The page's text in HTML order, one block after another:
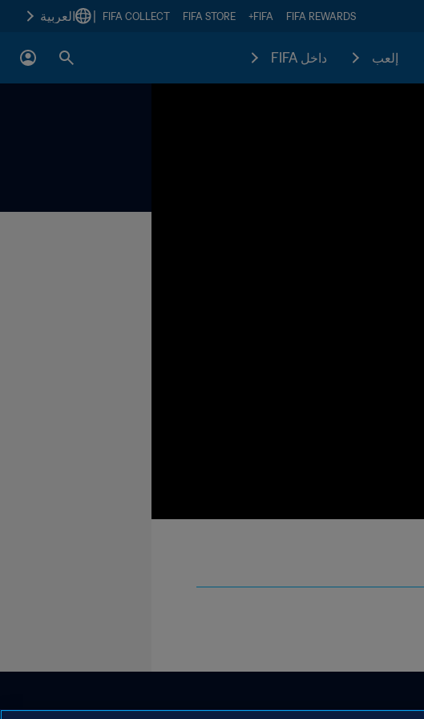
FIFA REWARDS
FIFA+
FIFA STORE
FIFA COLLECT العربية
إلعب داخل FIFA